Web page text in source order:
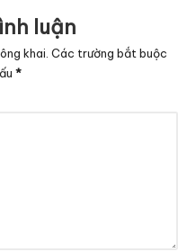
luận
khai. Các trường bắt buộc
*